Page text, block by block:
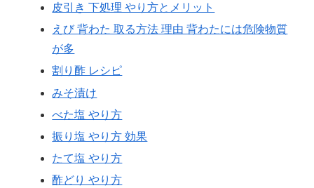
皮引き 下処理 やり方とメリット
えび 背わた 取る方法 理由 背わたには危険物質
が多
割り酢 レシピ
みそ漬け
べた塩 やり方
振り塩 やり方 効果
たて塩 やり方
酢どり やり方